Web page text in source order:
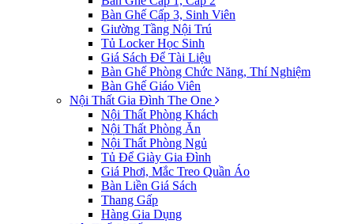
Bàn Ghế Cấp 3, Sinh Viên
Giường Tầng Nội Trú
Tủ Locker Học Sinh
Giá Sách Để Tài Liệu
Bàn Ghế Phòng Chức Năng, Thí Nghiệm
Bàn Ghế Giáo Viên
Nội Thất Gia Đình The One
Nội Thất Phòng Khách
Nội Thất Phòng Ăn
Nội Thất Phòng Ngủ
Tủ Để Giày Gia Đình
Giá Phơi, Mắc Treo Quần Áo
Bàn Liền Giá Sách
Thang Gấp
Hàng Gia Dụng